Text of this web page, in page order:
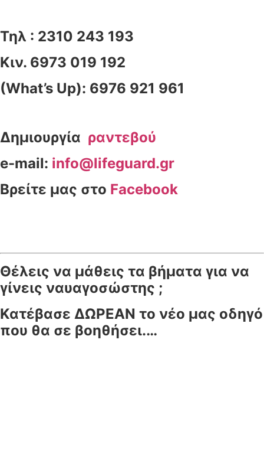
Τηλ : 2310 243 193
Κιν. 6973 019 192
(What’s Up): 6976 921 961
Δημιουργία ραντεβού
e-mail: info@lifeguard.gr
Βρείτε μας στο Facebook
Θέλεις να μάθεις τα βήματα για να
γίνεις ναυαγοσώστης ;
Κατέβασε ΔΩΡΕΑΝ το νέο μας οδηγό
που θα σε βοηθήσει.…